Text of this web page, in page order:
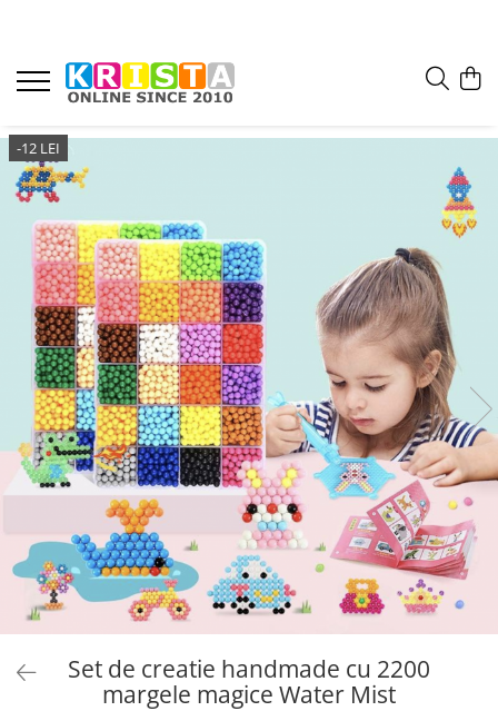
-12 LEI
Set de creatie handmade cu 2200
margele magice Water Mist